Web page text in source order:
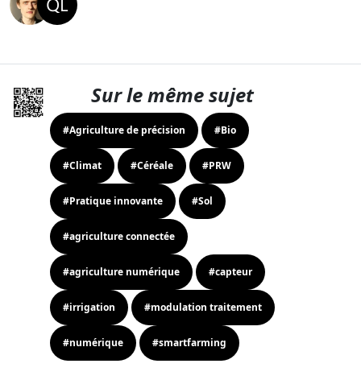
Sur le même sujet
#Agriculture de précision #Bio
#Climat #Céréale #PRW
#Pratique innovante #Sol
#agriculture connectée
#agriculture numérique #capteur
#irrigation #modulation traitement
#numérique #smartfarming